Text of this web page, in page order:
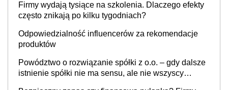
Firmy wydają tysiące na szkolenia. Dlaczego efekty
często znikają po kilku tygodniach?
Odpowiedzialność influencerów za rekomendacje
produktów
Powództwo o rozwiązanie spółki z o.o. – gdy dalsze
istnienie spółki nie ma sensu, ale nie wszyscy